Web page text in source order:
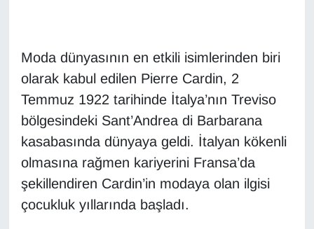
Moda dünyasının en etkili isimlerinden biri
olarak kabul edilen Pierre Cardin, 2
Temmuz 1922 tarihinde İtalya’nın Treviso
bölgesindeki Sant’Andrea di Barbarana
kasabasında dünyaya geldi. İtalyan kökenli
olmasına rağmen kariyerini Fransa’da
şekillendiren Cardin’in modaya olan ilgisi
çocukluk yıllarında başladı.
Emlak
En çok konuşulanlar
Güncel